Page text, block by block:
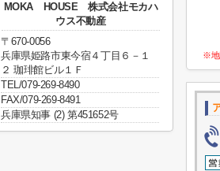
※地
MOKA HOUSE 株式会社モカハ
ウス不動産
〒670-0056
兵庫県姫路市東今宿４丁目６－１
２ 珈琲館ビル１Ｆ
TEL/079-269-8490
FAX/079-269-8491
兵庫県知事 (2) 第451652号